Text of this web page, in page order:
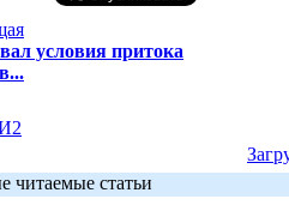
условия притока
читаемые статьи